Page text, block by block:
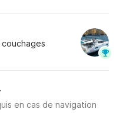
couchages
en cas de navigation